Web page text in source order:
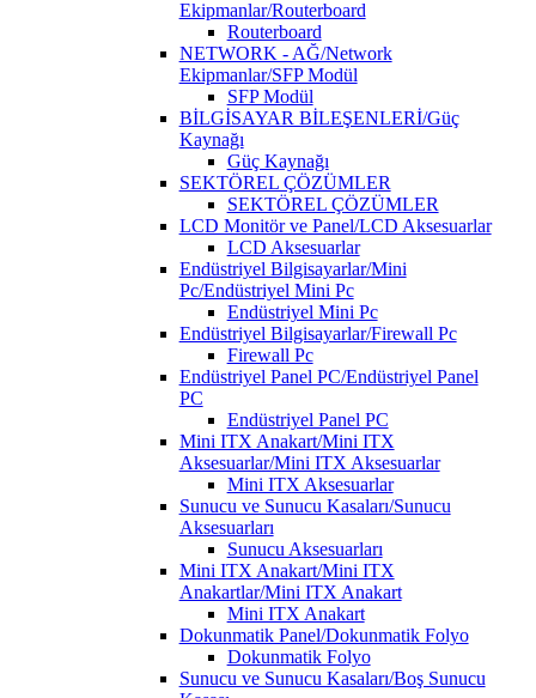
Ekipmanlar/Routerboard
Routerboard
NETWORK - AĞ/Network
Ekipmanlar/SFP Modül
SFP Modül
BİLGİSAYAR BİLEŞENLERİ/Güç
Kaynağı
Güç Kaynağı
SEKTÖREL ÇÖZÜMLER
SEKTÖREL ÇÖZÜMLER
LCD Monitör ve Panel/LCD Aksesuarlar
LCD Aksesuarlar
Endüstriyel Bilgisayarlar/Mini
Pc/Endüstriyel Mini Pc
Endüstriyel Mini Pc
Endüstriyel Bilgisayarlar/Firewall Pc
Firewall Pc
Endüstriyel Panel PC/Endüstriyel Panel
PC
Endüstriyel Panel PC
Mini ITX Anakart/Mini ITX
Aksesuarlar/Mini ITX Aksesuarlar
Mini ITX Aksesuarlar
Sunucu ve Sunucu Kasaları/Sunucu
Aksesuarları
Sunucu Aksesuarları
Mini ITX Anakart/Mini ITX
Anakartlar/Mini ITX Anakart
Mini ITX Anakart
Dokunmatik Panel/Dokunmatik Folyo
Dokunmatik Folyo
Sunucu ve Sunucu Kasaları/Boş Sunucu